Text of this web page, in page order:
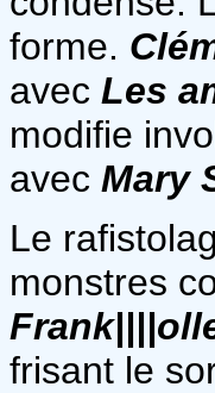
forme.
avec Les
modifie
avec Mary
Le
monstres
frisant le